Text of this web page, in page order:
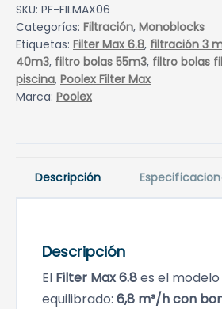
a
x
6
.
8
m
SKU: PF-FILMAX06
Categorías: Filtración, Monoblocks
Etiquetas: Filter Max 6.8, filtración 3
40m3, filtro bolas 55m3, filtro bolas
piscina, Poolex Filter Max
Marca: Poolex
Descripción
Descripción
El Filter Max 6.8es el
equilibrado: 6,8 m³/h con